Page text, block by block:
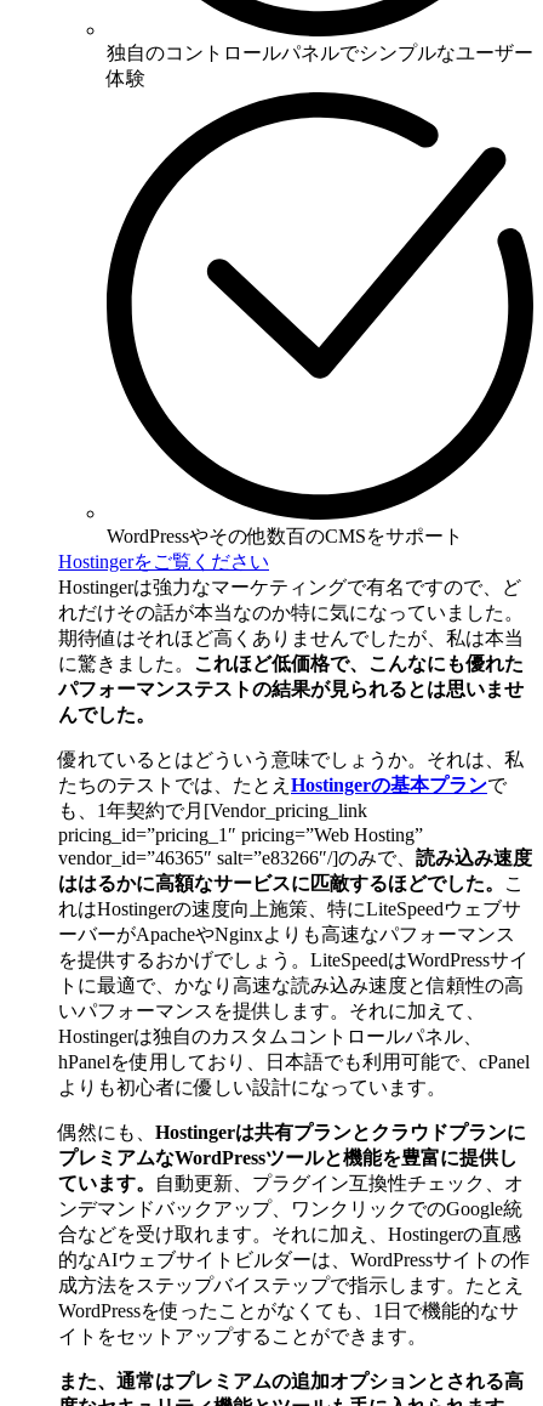
独自のコントロールパネルでシンプルなユーザー
体験
WordPressやその他数百のCMSをサポート
Hostingerをご覧ください
Hostingerは強力なマーケティングで有名ですので、ど
れだけその話が本当なのか特に気になっていました。
期待値はそれほど高くありませんでしたが、私は本当
に驚きました。 これほど低価格で、こんなにも優れた
パフォーマンステストの結果が見られるとは思いませ
んでした。
優れているとはどういう意味でしょうか。それは、私
たちのテストでは、たとえ Hostingerの基本プランで
も、1年契約で月[Vendor_pricing_link
pricing_id=”pricing_1″ pricing=”Web Hosting”
vendor_id=”46365″ salt=”e83266″/]のみで、 読み込み速度
ははるかに高額なサービスに匹敵するほどでした。
こ
れはHostingerの速度向上施策、特にLiteSpeedウェブサ
ーバーがApacheやNginxよりも高速なパフォーマンス
を提供するおかげでしょう。LiteSpeedはWordPressサイ
トに最適で、かなり高速な読み込み速度と信頼性の高
いパフォーマンスを提供します。それに加えて、
Hostingerは独自のカスタムコントロールパネル、
hPanelを使用しており、日本語でも利用可能で、cPanel
よりも初心者に優しい設計になっています。
偶然にも、 Hostingerは共有プランとクラウドプランに
プレミアムなWordPressツールと機能を豊富に提供し
ています。
自動更新、プラグイン互換性チェック、オ
ンデマンドバックアップ、ワンクリックでのGoogle統
合などを受け取れます。それに加え、Hostingerの直感
的なAIウェブサイトビルダーは、WordPressサイトの作
成方法をステップバイステップで指示します。たとえ
WordPressを使ったことがなくても、1日で機能的なサ
イトをセットアップすることができます。
また、通常はプレミアムの追加オプションとされる高